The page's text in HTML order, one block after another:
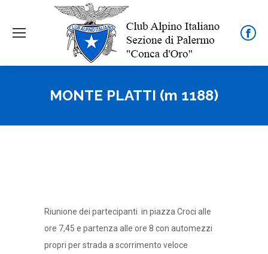
MONTE PLATTI (m 1188)
Riunione dei partecipanti in piazza Croci alle
ore 7,45 e partenza alle ore 8 con automezzi
propri per strada a scorrimento veloce